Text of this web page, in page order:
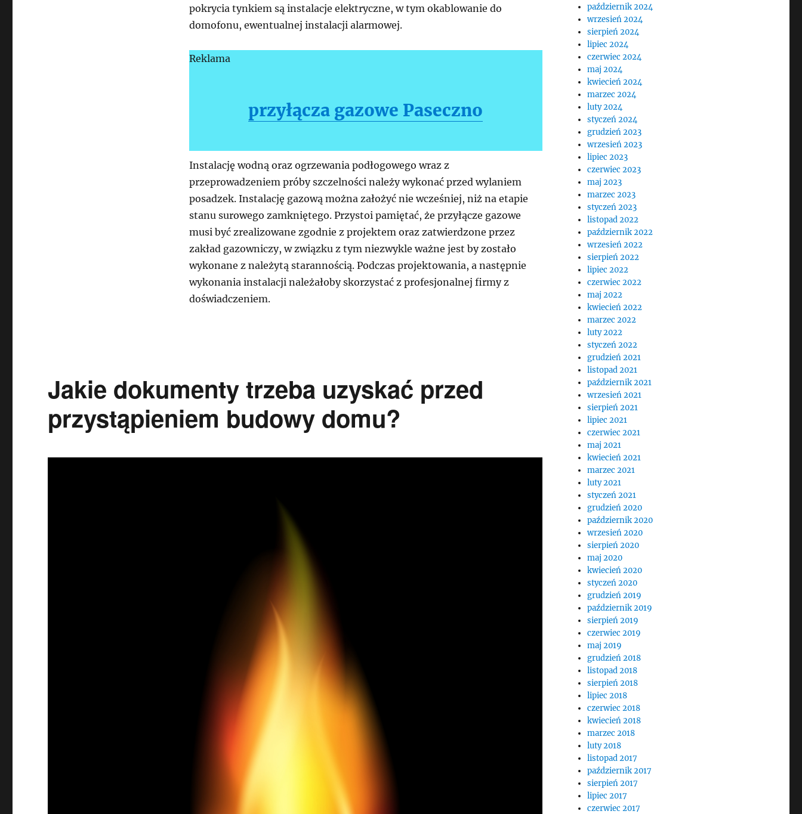
pokrycia tynkiem są instalacje elektryczne, w tym okablowanie do
domofonu, ewentualnej instalacji alarmowej.
Reklama
przyłącza gazowe Paseczno
Instalację wodną oraz ogrzewania podłogowego wraz z
przeprowadzeniem próby szczelności należy wykonać przed wylaniem
posadzek. Instalację gazową można założyć nie wcześniej, niż na etapie
stanu surowego zamkniętego. Przystoi pamiętać, że przyłącze gazowe
musi być zrealizowane zgodnie z projektem oraz zatwierdzone przez
zakład gazowniczy, w związku z tym niezwykle ważne jest by zostało
wykonane z należytą starannością. Podczas projektowania, a następnie
wykonania instalacji należałoby skorzystać z profesjonalnej firmy z
doświadczeniem.
Jakie dokumenty trzeba uzyskać przed
przystąpieniem budowy domu?
październik 2024
wrzesień 2024
sierpień 2024
lipiec 2024
czerwiec 2024
maj 2024
kwiecień 2024
marzec 2024
luty 2024
styczeń 2024
grudzień 2023
wrzesień 2023
lipiec 2023
czerwiec 2023
maj 2023
marzec 2023
styczeń 2023
listopad 2022
październik 2022
wrzesień 2022
sierpień 2022
lipiec 2022
czerwiec 2022
maj 2022
kwiecień 2022
marzec 2022
luty 2022
styczeń 2022
grudzień 2021
listopad 2021
październik 2021
wrzesień 2021
sierpień 2021
lipiec 2021
czerwiec 2021
maj 2021
kwiecień 2021
marzec 2021
luty 2021
styczeń 2021
grudzień 2020
październik 2020
wrzesień 2020
sierpień 2020
maj 2020
kwiecień 2020
styczeń 2020
grudzień 2019
październik 2019
sierpień 2019
czerwiec 2019
maj 2019
grudzień 2018
listopad 2018
sierpień 2018
lipiec 2018
czerwiec 2018
kwiecień 2018
marzec 2018
luty 2018
listopad 2017
październik 2017
sierpień 2017
lipiec 2017
czerwiec 2017